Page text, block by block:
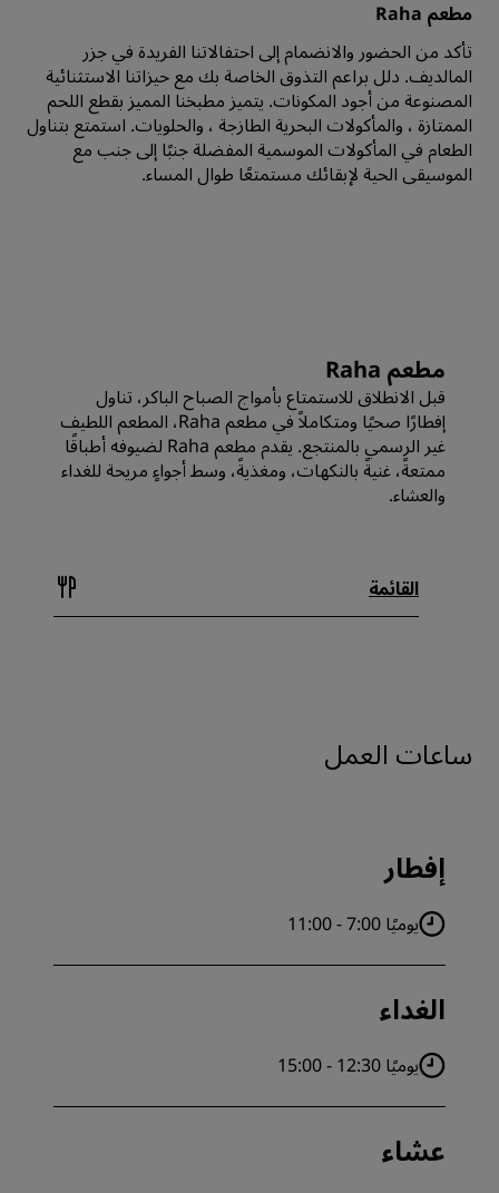
مطعم Raha
تأكد من الحضور والانضمام إلى احتفالاتنا الفريدة في جزر
المالديف. دلل براعم التذوق الخاصة بك مع حيزاتنا الاستثنائية
المصنوعة من أجود المكونات. يتميز مطبخنا المميز بقطع اللحم
الممتازة ، والمأكولات البحرية الطازجة ، والحلويات. استمتع بتناول
الطعام في المأكولات الموسمية المفضلة جنبًا إلى جنب مع
الموسيقى الحية لإبقائك مستمتعًا طوال المساء.
مطعم Raha
قبل الانطلاق للاستمتاع بأمواج الصباح الباكر، تناول
إفطارًا صحيًا ومتكاملاً في مطعم Raha، المطعم اللطيف
غير الرسمي بالمنتجع. يقدم مطعم Raha لضيوفه أطباقًا
ممتعةً، غنيةً بالنكهات، ومغذيةً، وسط أجواءٍ مريحة للغداء
والعشاء.
القائمة
ساعات العمل
إفطار
يوميًا 7:00 - 11:00
الغداء
يوميًا 12:30 - 15:00
عشاء